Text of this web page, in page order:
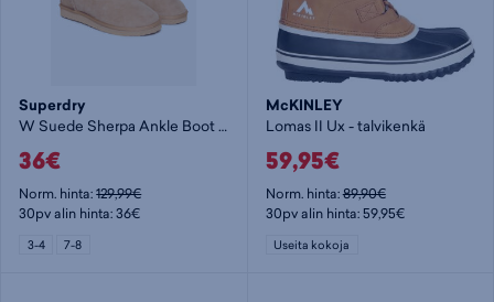
Superdry
W Suede Sherpa Ankle Boot - talvikenkä
36€
Norm. hinta:129,99€
30pv alin hinta: 36€
3-4 7-8
McKINLEY
Lomas II Ux - talvikenkä
59,95€
Norm. hinta:89,90€
30pv alin hinta: 59,95€
Useita kokoja